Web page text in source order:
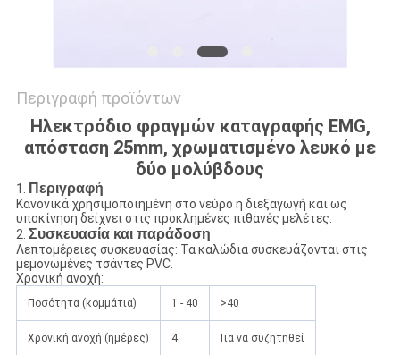
Περιγραφή προϊόντων
Ηλεκτρόδιο φραγμών καταγραφής EMG,
απόσταση 25mm, χρωματισμένο λευκό με
δύο μολύβδους
1. Περιγραφή
Κανονικά χρησιμοποιημένη στο νεύρο η διεξαγωγή και ως
υποκίνηση δείχνει στις προκλημένες πιθανές μελέτες.
2. Συσκευασία και παράδοση
Λεπτομέρειες συσκευασίας: Τα καλώδια συσκευάζονται στις
μεμονωμένες τσάντες PVC.
Χρονική ανοχή:
Ποσότητα (κομμάτια) 1 - 40 >40
Χρονική ανοχή (ημέρες) 4 Για να συζητηθεί